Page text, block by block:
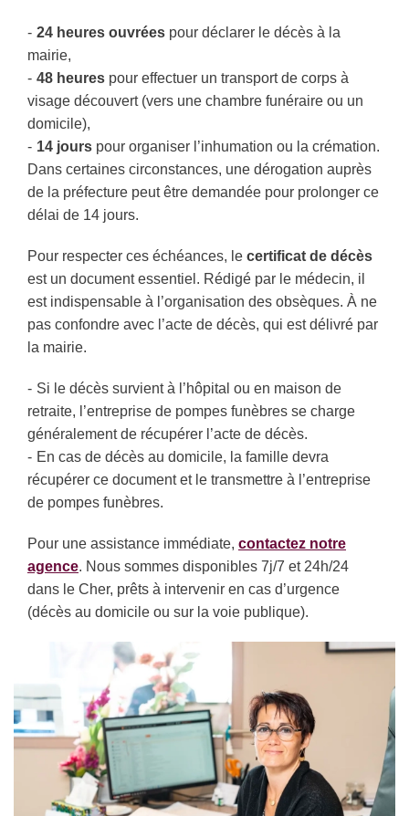
24 heures ouvrées pour déclarer le décès à la
mairie,
48 heures pour effectuer un transport de corps à
visage découvert (vers une chambre funéraire ou un
domicile),
14 jours pour organiser l’inhumation ou la crémation.
Dans certaines circonstances, une dérogation auprès
de la préfecture peut être demandée pour prolonger ce
délai de 14 jours.
Pour respecter ces échéances, le certificat de décès
est un document essentiel. Rédigé par le médecin, il
est indispensable à l’organisation des obsèques. À ne
pas confondre avec l’acte de décès, qui est délivré par
la mairie.
Si le décès survient à l’hôpital ou en maison de
retraite, l’entreprise de pompes funèbres se charge
généralement de récupérer l’acte de décès.
En cas de décès au domicile, la famille devra
récupérer ce document et le transmettre à l’entreprise
de pompes funèbres.
Pour une assistance immédiate, contactez notre
agence. Nous sommes disponibles 7j/7 et 24h/24
dans le Cher, prêts à intervenir en cas d’urgence
(décès au domicile ou sur la voie publique).